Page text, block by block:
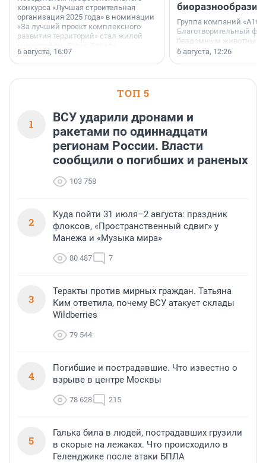
конкурса «Лучшая строительная
организация 2025 года» в номинации
«За лучший проект комплексного
развития территорий» стал жилой
6 августа, 16:07
биоразнообразия
Группа компаний
Благотворительный
бездомным животным
заключили соглашение
6 августа, 12:26
ТОП 5
1
ВСУ ударили дронами и
ракетами по одиннадцати
регионам России. Власти
сообщили о погибших и раненых
103 758
2
Куда пойти 31 июля–2 августа: праздник
флоксов, «Пространственный сдвиг» у
Манежа и «Музыка мира»
80 487 7
3
Теракты против мирных граждан. Татьяна
Ким ответила, почему ВСУ атакует склады
Wildberries
79 544
4
Погибшие и пострадавшие. Что известно о
взрыве в центре Москвы
78 628 215
5
Галька била в людей, пострадавших грузили
в скорые на лежаках. Что происходило в
Геленджике после атаки БПЛА